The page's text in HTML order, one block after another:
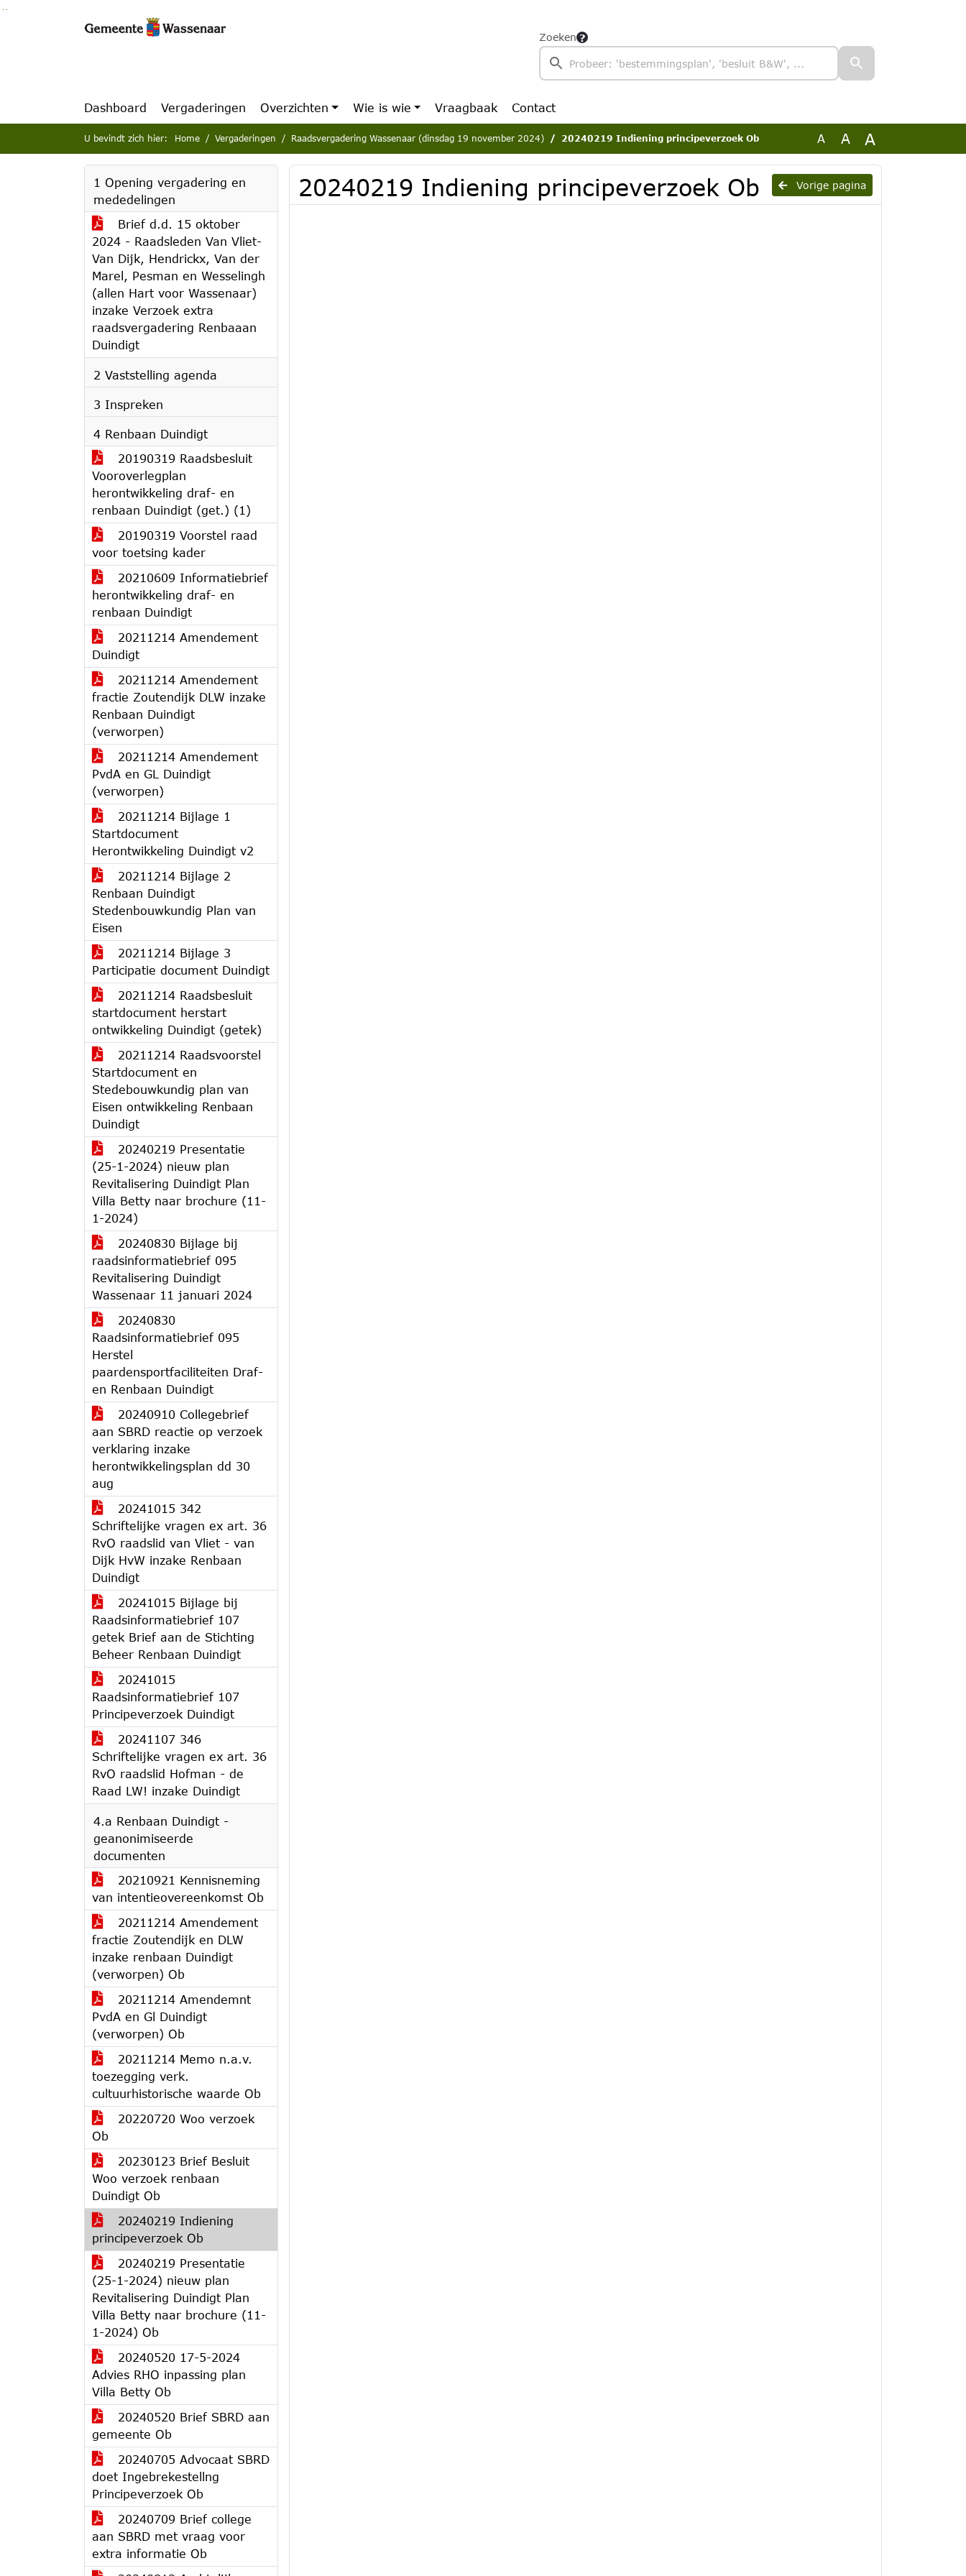
Ga naar de inhoud van deze pagina
Zoeken
Dashboard Vergaderingen Overzichten Wie is wie Vraagbaak Contact
U bevindt zich hier: Home Vergaderingen Raadsvergadering Wassenaar (dinsdag 19 november 2024) 20240219 Indiening principeverzoek Ob A A A
1 Opening vergadering en
mededelingen
Brief d.d. 15 oktober
2024 - Raadsleden Van Vliet-
Van Dijk, Hendrickx, Van der
Marel, Pesman en Wesselingh
(allen Hart voor Wassenaar)
inzake Verzoek extra
raadsvergadering Renbaaan
Duindigt
2 Vaststelling agenda
3 Inspreken
4 Renbaan Duindigt
20190319 Raadsbesluit
Vooroverlegplan
herontwikkeling draf- en
renbaan Duindigt (get.) (1)
20190319 Voorstel raad
voor toetsing kader
20210609 Informatiebrief
herontwikkeling draf- en
renbaan Duindigt
20211214 Amendement
Duindigt
20211214 Amendement
fractie Zoutendijk DLW inzake
Renbaan Duindigt
(verworpen)
20211214 Amendement
PvdA en GL Duindigt
(verworpen)
20211214 Bijlage 1
Startdocument
Herontwikkeling Duindigt v2
20211214 Bijlage 2
Renbaan Duindigt
Stedenbouwkundig Plan van
Eisen
20211214 Bijlage 3
Participatie document Duindigt
20211214 Raadsbesluit
startdocument herstart
ontwikkeling Duindigt (getek)
20211214 Raadsvoorstel
Startdocument en
Stedebouwkundig plan van
Eisen ontwikkeling Renbaan
Duindigt
20240219 Presentatie
(25-1-2024) nieuw plan
Revitalisering Duindigt Plan
Villa Betty naar brochure (11-
1-2024)
20240830 Bijlage bij
raadsinformatiebrief 095
Revitalisering Duindigt
Wassenaar 11 januari 2024
20240830
Raadsinformatiebrief 095
Herstel
paardensportfaciliteiten Draf-
en Renbaan Duindigt
20240910 Collegebrief
aan SBRD reactie op verzoek
verklaring inzake
herontwikkelingsplan dd 30
aug
20241015 342
Schriftelijke vragen ex art. 36
RvO raadslid van Vliet - van
Dijk HvW inzake Renbaan
Duindigt
20241015 Bijlage bij
Raadsinformatiebrief 107
getek Brief aan de Stichting
Beheer Renbaan Duindigt
20241015
Raadsinformatiebrief 107
Principeverzoek Duindigt
20241107 346
Schriftelijke vragen ex art. 36
RvO raadslid Hofman - de
Raad LW! inzake Duindigt
4.a Renbaan Duindigt -
geanonimiseerde
documenten
20210921 Kennisneming
van intentieovereenkomst Ob
20211214 Amendement
fractie Zoutendijk en DLW
inzake renbaan Duindigt
(verworpen) Ob
20211214 Amendemnt
PvdA en Gl Duindigt
(verworpen) Ob
20211214 Memo n.a.v.
toezegging verk.
cultuurhistorische waarde Ob
20220720 Woo verzoek
Ob
20230123 Brief Besluit
Woo verzoek renbaan
Duindigt Ob
20240219 Indiening
principeverzoek Ob
20240219 Presentatie
(25-1-2024) nieuw plan
Revitalisering Duindigt Plan
Villa Betty naar brochure (11-
1-2024) Ob
20240520 17-5-2024
Advies RHO inpassing plan
Villa Betty Ob
20240520 Brief SBRD aan
gemeente Ob
20240705 Advocaat SBRD
doet Ingebrekestellng
Principeverzoek Ob
20240709 Brief college
aan SBRD met vraag voor
extra informatie Ob
Vorige pagina
20240219 Indiening principeverzoek Ob